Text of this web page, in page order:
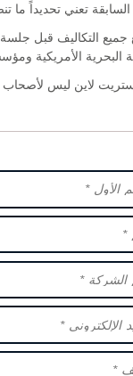
السابقة تعني تحديداً ما
جميع التكاليف قبل
الأمريكية
لاين ليس لأصحاب